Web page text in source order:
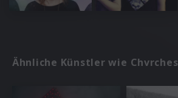
Ähnliche Künstler wie Chvrches